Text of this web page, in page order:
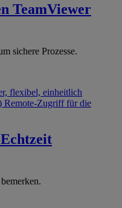
TeamViewer
sichere Prozesse.
flexibel, einheitlich
Remote-Zugriff für die